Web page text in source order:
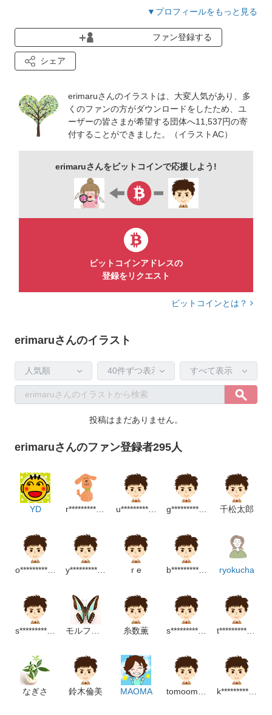
▼プロフィールをもっと見る
ファン登録する
シェア
erimaruさんのイラストは、大変人気があり、多
くのファンの方がダウンロードをしたため、ユ
ーザーの皆さまが希望する団体へ11,537円の寄
付することができました。（イラストAC）
erimaruさんをビットコインで応援しよう!
ビットコインアドレスの
登録をリクエスト
ビットコインとは？
erimaruさんのイラスト
投稿はまだありません。
erimaruさんのファン登録者295人
YD r******************p u*******************p g*******************p 千松太郎
o****************m y***********************m r e b*****************m ryokucha
s***********************m 糸数薫 s****************m t**********************m
なぎさ 鈴木倫美 MAOMA k******************m